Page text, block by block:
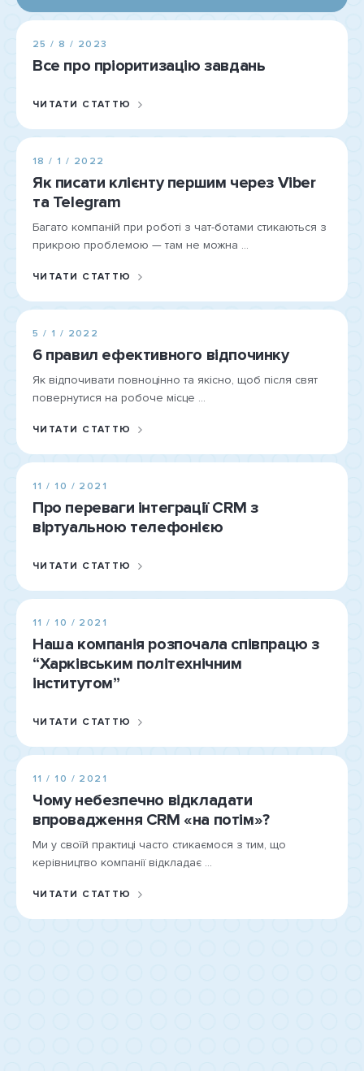
25 / 8 / 2023
Все про пріоритизацію завдань
ЧИТАТИ СТАТТЮ
18 / 1 / 2022
Як писати клієнту першим через Viber
та Telegram
Багато компаній при роботі з чат-ботами стикаються з
прикрою проблемою — там не можна ...
ЧИТАТИ СТАТТЮ
5 / 1 / 2022
6 правил ефективного відпочинку
Як відпочивати повноцінно та якісно, ​​щоб після свят
повернутися на робоче місце ...
ЧИТАТИ СТАТТЮ
11 / 10 / 2021
Про переваги інтеграції CRM з
віртуальною телефонією
ЧИТАТИ СТАТТЮ
11 / 10 / 2021
Наша компанія розпочала співпрацю з
“Харківським політехнічним
інститутом”
ЧИТАТИ СТАТТЮ
11 / 10 / 2021
Чому небезпечно відкладати
впровадження CRM «на потім»?
Ми у своїй практиці часто стикаємося з тим, що
керівництво компанії відкладає ...
ЧИТАТИ СТАТТЮ